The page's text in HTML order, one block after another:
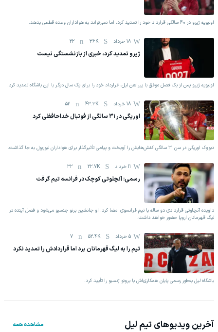
اولیویه ژیرو در 40 سالگی قرارداد خود را تمدید کرد، اما نمی‌تواند به هواداران وعده قطعی بدهد.
18 خرداد 36K
22
ژیرو تمدید کرد، خبری از بازنشستگی نیست
‫اولیویه ژیرو پس از یک فصل موفق با پیراهن لیل، قرارداد خود را برای یک سال دیگر با این باشگاه تمدید کرد.
18 خرداد 43.3K
52
اوریگی در ۳۱ سالگی از فوتبال خداحافظی کرد
دیووک اوریگی در سن ۳۱ سالگی کفش‌هایش را آویخت و پیامی تأثیرگذار برای هواداران لیورپول به جا گذاشت.
11 خرداد 22.7K
32
رسمی: آنچلوتی کوچک در فرانسه تیم گرفت
داویده آنچلوتی قراردادی دو ساله با تیم فرانسوی امضا کرد. او جانشین برنو جنسیو می‌شود و فصل آینده در
لیگ قهرمانان اروپا حضور خواهد داشت.
5 خرداد 52.4K
7
تیم را به لیگ قهرمانان برد اما قراردادش را تمدید نکرد
باشگاه لیل به‌طور رسمی پایان همکاری‌اش با برونو ژنسیو را تأیید کرد.
آخرین ویدیوهای تیم لیل مشاهده همه